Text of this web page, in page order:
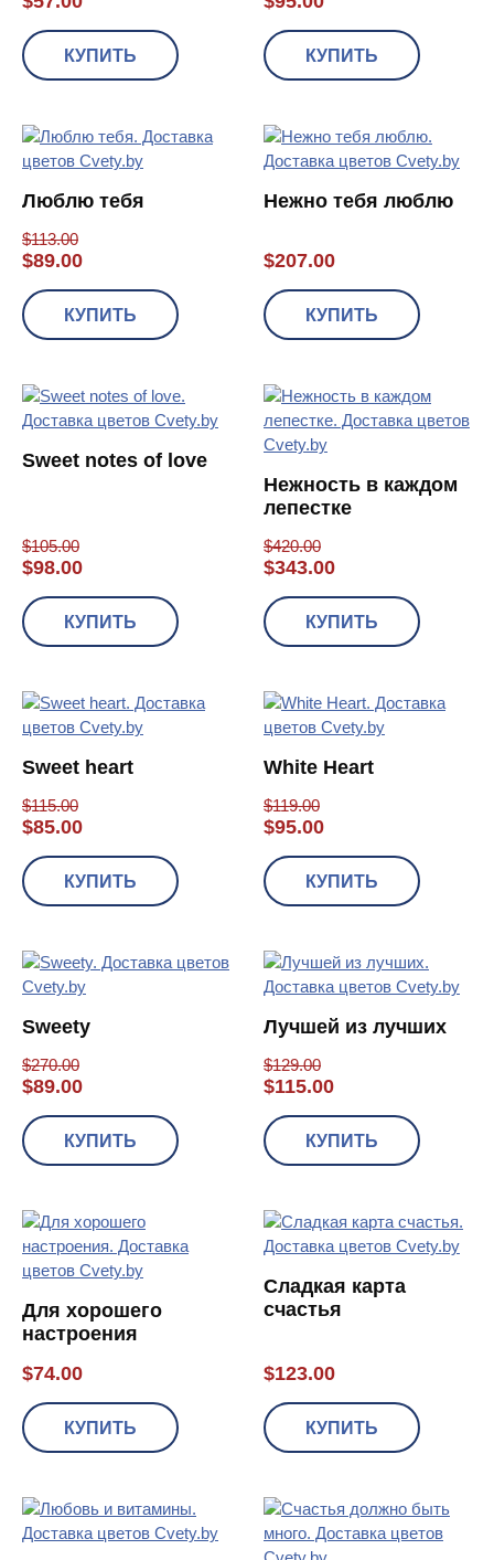
КУПИТЬ КУПИТЬ
Люблю тебя
$113.00
$89.00
КУПИТЬ
Нежно тебя люблю
$207.00
КУПИТЬ
Sweet notes of love
$105.00
$98.00
КУПИТЬ
Нежность в каждом
лепестке
$420.00
$343.00
КУПИТЬ
Sweet heart
$115.00
$85.00
КУПИТЬ
White Heart
$119.00
$95.00
КУПИТЬ
Sweety
$270.00
$89.00
КУПИТЬ
Лучшей из лучших
$129.00
$115.00
КУПИТЬ
Для хорошего
настроения
$74.00
КУПИТЬ
Сладкая карта
счастья
$123.00
КУПИТЬ